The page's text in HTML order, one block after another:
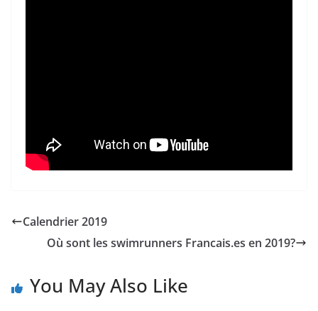
Calendrier 2019
Où sont les swimrunners Francais.es en 2019?
You May Also Like